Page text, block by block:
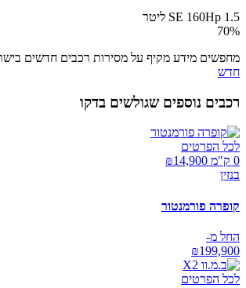
SE 160Hp 1.5 ליטר
70%
מחפשים מידע מקיף על מסירות רכבים חדשים
חדש
רכבים נוספים שגולשים בדקו
לכל הפרטים
0 ק"מ ₪
14,900
בנזין
קופרה פורמנטור
החל מ-
₪199,900
לכל הפרטים